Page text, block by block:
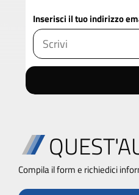
Inserisci il tuo indirizzo
Compila il form e richiedici